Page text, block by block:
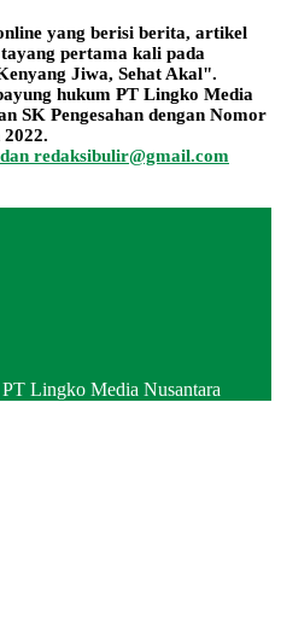
yang berisi berita, artikel
pertama kali pada
Jiwa, Sehat Akal".
hukum PT Lingko Media
SK Pengesahan dengan Nomor
redaksibulir@gmail.com
Lingko Media Nusantara